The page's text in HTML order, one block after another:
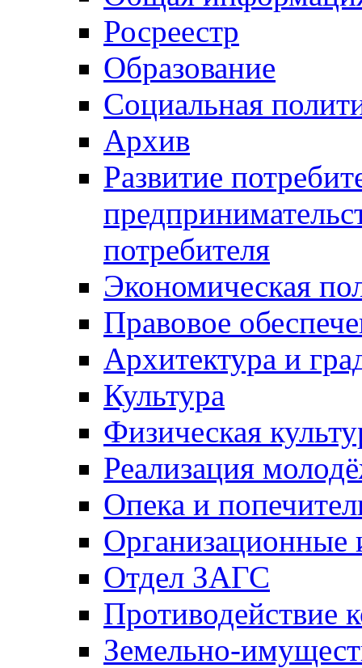
Росреестр
Образование
Социальная
Архив
Развитие
потребителя
Экономическая
Правовое
Архитектура и
Культура
Физическая
Реализация
Опека и
Отдел ЗАГС
Противодействие
Земельно-